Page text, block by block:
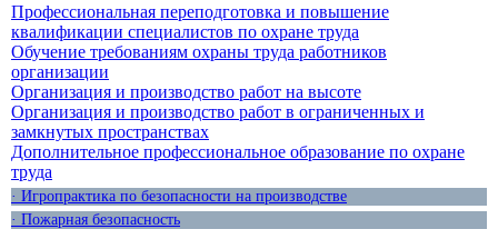
Профессиональная переподготовка и повышение
квалификации специалистов по охране труда
Обучение требованиям охраны труда работников
организации
Организация и производство работ на высоте
Организация и производство работ в ограниченных и
замкнутых пространствах
Дополнительное профессиональное образование по охране
труда
· Игропрактика по безопасности на производстве
· Пожарная безопасность